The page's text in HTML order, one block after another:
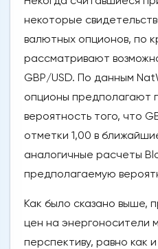
некоторые
валютных опционов, по
рассматривают
GBP/USD. По данным
опционы предполагают
вероятность того, что
отметки 1,00 в
аналогичные расчеты
предполагаемую
Как было сказано выше,
цен на энергоносители
перспективу, равно как